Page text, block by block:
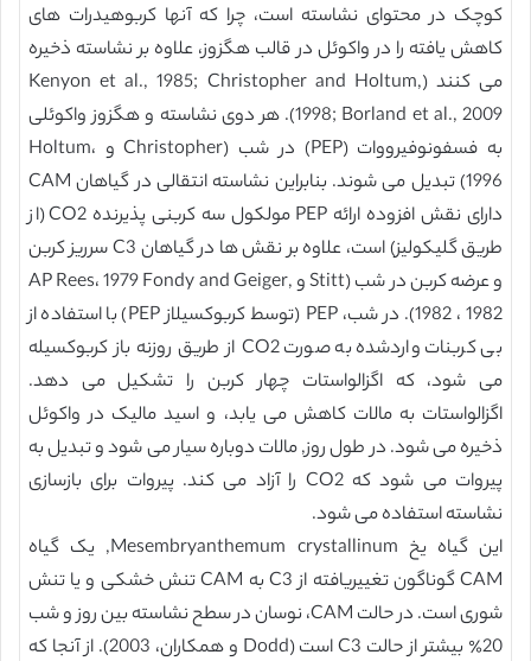
کوچک در محتوای نشاسته است، چرا که آنها کربوهیدرات های
کاهش یافته را در واکوئل در قالب هگزوز، علاوه بر نشاسته ذخیره
می کنند (Kenyon et al., 1985; Christopher and Holtum,
1998; Borland et al., 2009). هر دوی نشاسته و هگزوز واکوئلی
به فسفونوفیرووات (PEP) در شب (Christopher و Holtum،
1996) تبدیل می شوند. بنابراین نشاسته انتقالی در گیاهان CAM
دارای نقش افزوده ارائه PEP مولکول سه کربنی پذیرنده CO2 (از
طریق گلیکولیز) است، علاوه بر نقش ها در گیاهان C3 سرریز کربن
و عرضه کربن در شب (Stitt و AP Rees، 1979 Fondy and Geiger,
1982 ، 1982). در شب، PEP (توسط کربوکسیلاز PEP) با استفاده از
بی کربنات واردشده به صورت CO2 از طریق روزنه باز کربوکسیله
می شود، که اگزالواستات چهار کربن را تشکیل می دهد.
اگزالواستات به مالات کاهش می یابد، و اسید مالیک در واکوئل
ذخیره می شود. در طول روز, مالات دوباره سیار می شود و تبدیل به
پیروات می شود که CO2 را آزاد می کند. پیروات برای بازسازی
نشاسته استفاده می شود.
این گیاه یخ Mesembryanthemum crystallinum, یک گیاه
CAM گوناگون تغییریافته از C3 به CAM تنش خشکی و یا تنش
شوری است. در حالت CAM، نوسان در سطح نشاسته بین روز و شب
20٪ بیشتر از حالت C3 است (Dodd و همکاران، 2003). از آنجا که